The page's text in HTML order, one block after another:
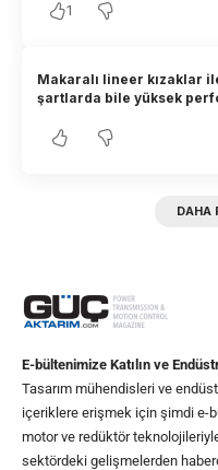
1
Makaralı lineer kızaklar
şartlarda bile yüksek
DAHA
E-bültenimize Katılın ve
Tasarım mühendisleri ve
içeriklere erişmek için şimdi e-
motor ve redüktör
sektördeki gelişmelerden